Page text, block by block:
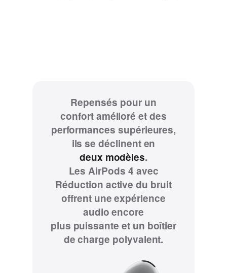
Repensés pour un
confort amélioré et des
performances supérieures,
ils se déclinent en
deux modèles.
Les AirPods 4 avec
Réduction active du bruit
offrent une expérience
audio encore
plus puissante et un boîtier
de charge polyvalent.